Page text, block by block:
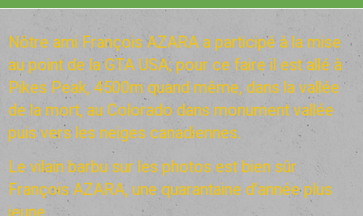
Nôtre ami François AZARA a participé à la mise
au point de la GTA USA; pour ce faire il est allé à
Pikes Peak, 4500m quand même, dans la vallée
de la mort, au Colorado dans monument vallée
puis vers les neiges canadiennes.
Le vilain barbu sur les photos est bien sûr
François AZARA, une quarantaine d'année plus